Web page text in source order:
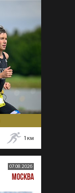
1 км
07.08.2026
МОСКВА